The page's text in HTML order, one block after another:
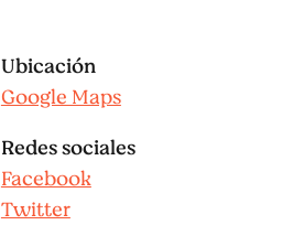
Ubicación
Google Maps
Redes sociales
Facebook
Twitter